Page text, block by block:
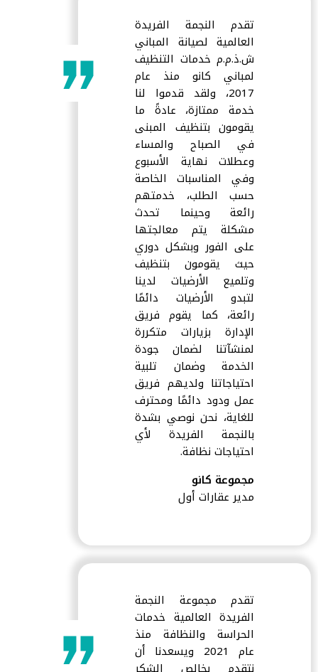
تقدم النجمة الفريدة
العالمية لصيانة المباني
ش.ذ.م.م خدمات التنظيف
لمباني كانو منذ عام
2017، ولقد قدموا لنا
خدمة ممتازة، عادةً ما
يقومون بتنظيف المبنى
في الصباح والمساء
وعطلات نهاية الأسبوع
وفي المناسبات الخاصة
حسب الطلب، خدمتهم
رائعة وحينما تحدث
مشكلة يتم معالجتها
على الفور وبشكل دوري
حيث يقومون بتنظيف
وتلميع الأرضيات لدينا
لتبدو الأرضيات دائمًا
رائعة، كما يقوم فريق
الإدارة بزيارات متكررة
لمنشآتنا لضمان جودة
الخدمة وضمان تلبية
احتياجاتنا ولديهم فريق
عمل ودود دائمًا ومحترف
للغاية، نحن نوصي بشدة
بالنجمة الفريدة لأي
احتياجات نظافة.
مجموعة كانو
مدير عقارات أول
تقدم مجموعة النجمة
الفريدة العالمية خدمات
الحراسة والنظافة منذ
عام 2021 ويسعدنا أن